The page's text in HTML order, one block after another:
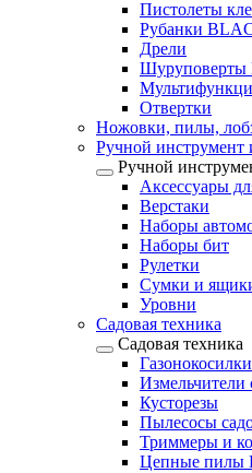
Пистолеты
Рубанки
Дрели
Шуруповерты
Отвертки
Ножовки, пилы,
Ручной инструмент
Ручной
Аксессуары
Верстаки
Наборы
Наборы бит
Рулетки
Сумки и
Уровни
Садовая техника
Садовая техника
Газонокосилки
Измельчители
Кусторезы
Пылесосы
Триммеры и
Цепные пилы